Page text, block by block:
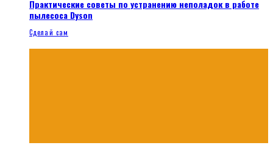
Практические советы по устранению неполадок в работе
пылесоса Dyson
Сделай сам